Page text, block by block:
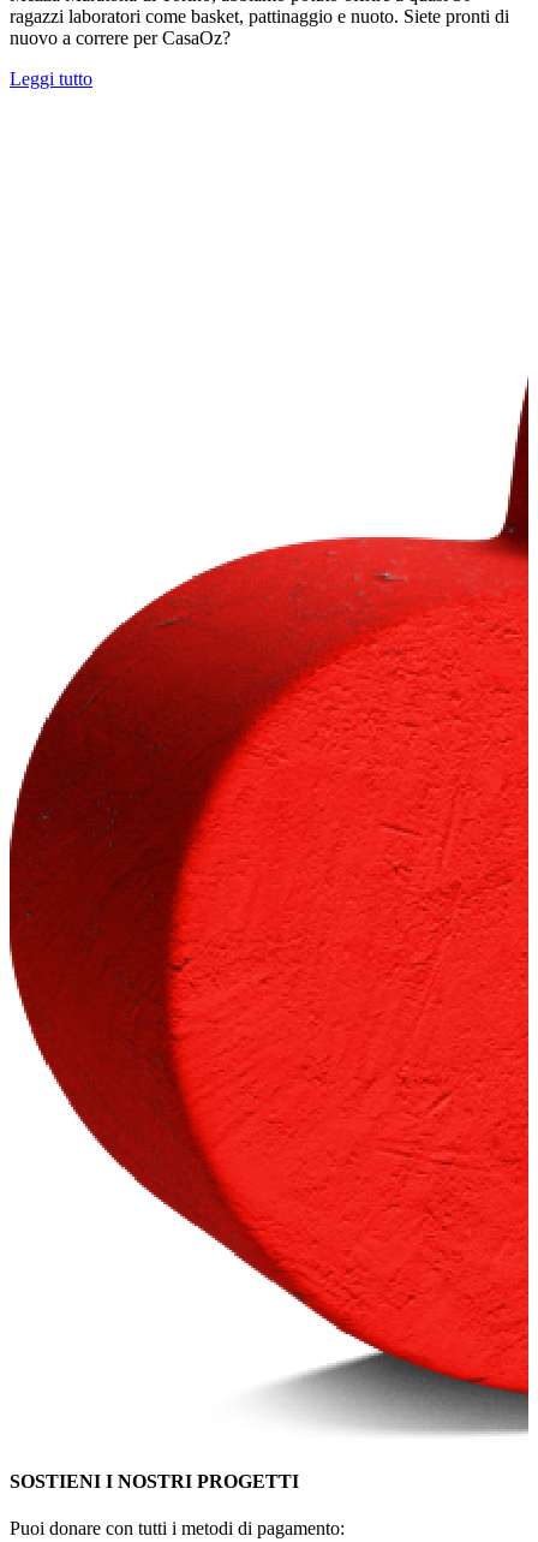
ragazzi laboratori come basket, pattinaggio e nuoto. Siete pronti di
nuovo a correre per CasaOz?
Leggi tutto
SOSTIENI I NOSTRI PROGETTI
Puoi donare con tutti i metodi di pagamento: